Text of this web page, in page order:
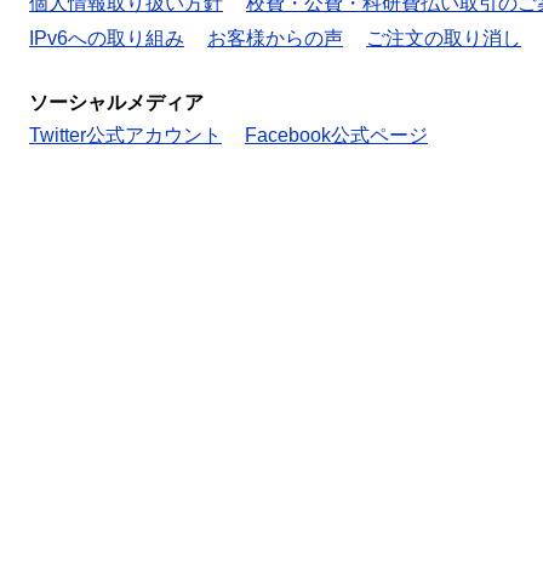
IPv6への取り組み
お客様からの声 ご注文の取り消し
ソーシャルメディア
Twitter公式アカウント
Facebook公式ページ